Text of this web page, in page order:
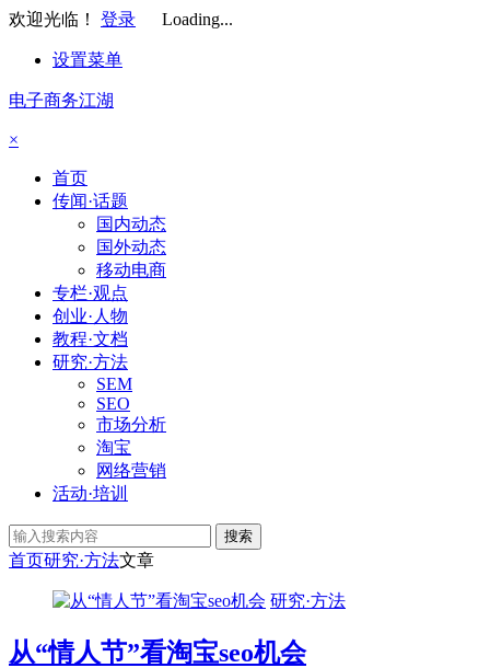
欢迎光临！ 登录 Loading...
设置菜单
电子商务江湖
×
首页
传闻·话题
国内动态
国外动态
移动电商
专栏·观点
创业·人物
教程·文档
研究·方法
SEM
SEO
市场分析
淘宝
网络营销
活动·培训
搜索
首页研究·方法文章
研究·方法
从“情人节”看淘宝seo机会